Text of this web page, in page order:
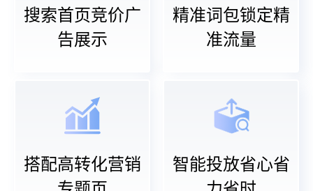
搜索首页竞价广
告展示
精准词包锁定精
准流量
搭配高转化营销
智能投放省心省